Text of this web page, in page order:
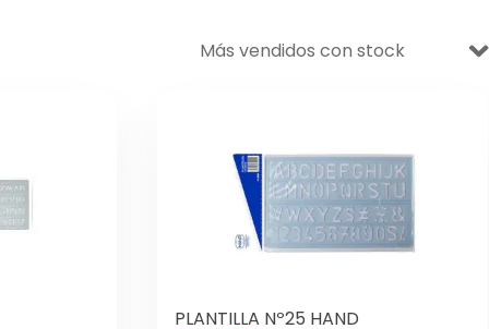
PLANTILLA Nº25 HAND